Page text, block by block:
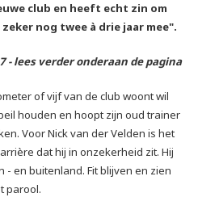
club en heeft echt zin om
nog twee à drie jaar mee".
- lees verder onderaan de pagina
of vijf van de club woont wil
houden en hoopt zijn oud trainer
Voor Nick van der Velden is het
dat hij in onzekerheid zit. Hij
en buitenland. Fit blijven en zien
parool.